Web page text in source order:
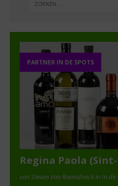
PARTNER IN DE SPOTS
Regina Paola
van Steven Van Raemdonck in In de